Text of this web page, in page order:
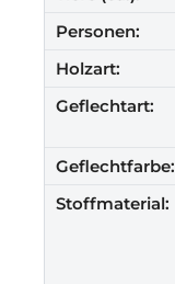
Personen:
Holzart:
Geflechtart:
Geflechtfarbe:
Stoffmaterial: